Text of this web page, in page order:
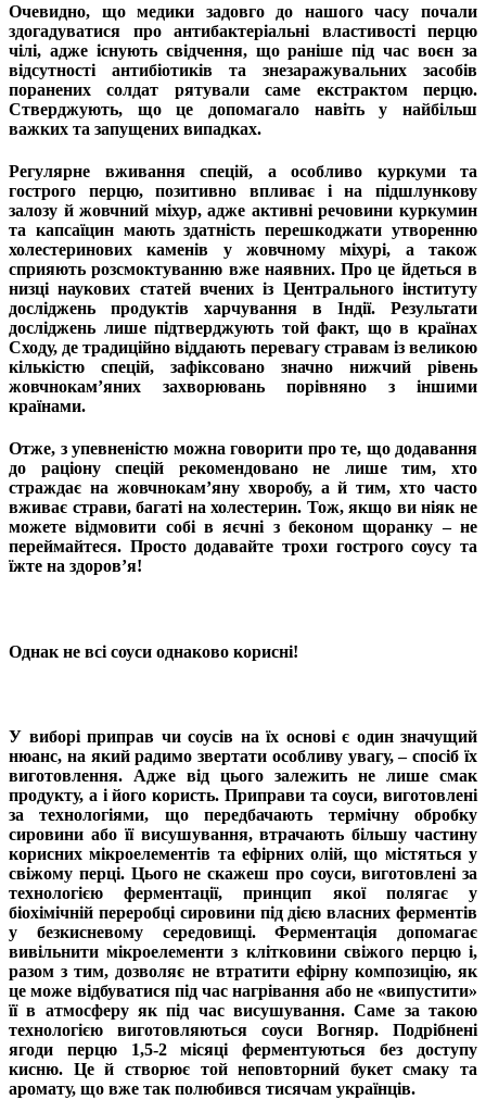
Очевидно, що медики задовго до нашого часу почали
здогадуватися про антибактеріальні властивості перцю
чілі, адже існують свідчення, що раніше під час воєн за
відсутності антибіотиків та знезаражувальних засобів
поранених солдат рятували саме екстрактом перцю.
Стверджують, що це допомагало навіть у найбільш
важких та запущених випадках.
Регулярне вживання спецій, а особливо куркуми та
гострого перцю, позитивно впливає і на підшлункову
залозу й жовчний міхур, адже активні речовини куркумин
та капсаїцин мають здатність перешкоджати утворенню
холестеринових каменів у жовчному міхурі, а також
сприяють розсмоктуванню вже наявних. Про це йдеться в
низці наукових статей вчених із Центрального інституту
досліджень продуктів харчування в Індії. Результати
досліджень лише підтверджують той факт, що в країнах
Сходу, де традиційно віддають перевагу стравам із великою
кількістю спецій, зафіксовано значно нижчий рівень
жовчнокам’яних захворювань порівняно з іншими
країнами.
Отже, з упевненістю можна говорити про те, що додавання
до раціону спецій рекомендовано не лише тим, хто
страждає на жовчнокам’яну хворобу, а й тим, хто часто
вживає страви, багаті на холестерин. Тож, якщо ви ніяк не
можете відмовити собі в яєчні з беконом щоранку – не
переймайтеся. Просто додавайте трохи гострого соусу та
їжте на здоров’я!
Однак не всі соуси однаково корисні!
У виборі приправ чи соусів на їх основі є один значущий
нюанс, на який радимо звертати особливу увагу, – спосіб їх
виготовлення. Адже від цього залежить не лише смак
продукту, а і його користь. Приправи та соуси, виготовлені
за технологіями, що передбачають термічну обробку
сировини або її висушування, втрачають більшу частину
корисних мікроелементів та ефірних олій, що містяться у
свіжому перці. Цього не скажеш про соуси, виготовлені за
технологією ферментації, принцип якої полягає у
біохімічній переробці сировини під дією власних ферментів
у безкисневому середовищі. Ферментація допомагає
вивільнити мікроелементи з клітковини свіжого перцю і,
разом з тим, дозволяє не втратити ефірну композицію, як
це може відбуватися під час нагрівання або не «випустити»
її в атмосферу як під час висушування. Саме за такою
технологією виготовляються соуси Вогняр. Подрібнені
ягоди перцю 1,5-2 місяці ферментуються без доступу
кисню. Це й створює той неповторний букет смаку та
аромату, що вже так полюбився тисячам українців.